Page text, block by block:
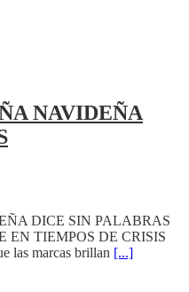
NAVIDEÑA
DICE SIN PALABRAS
EN TIEMPOS DE CRISIS
las marcas brillan [...]